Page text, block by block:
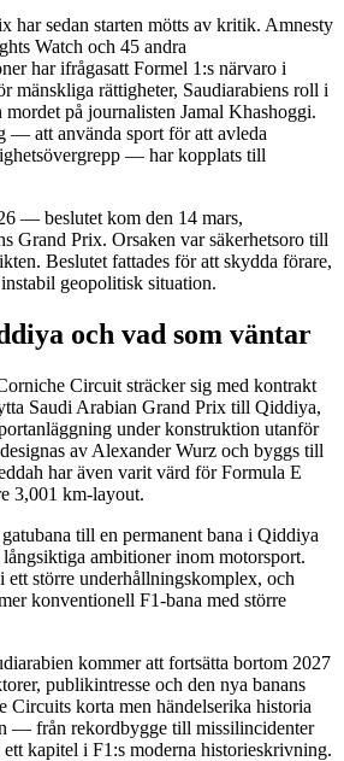
har sedan starten mötts av kritik. Amnesty
Watch och 45 andra
har ifrågasatt Formel 1:s närvaro i
mänskliga rättigheter, Saudiarabiens roll i
mordet på journalisten Jamal Khashoggi.
— att använda sport för att avleda
— har kopplats till
— beslutet kom den 14 mars,
Grand Prix. Orsaken var säkerhetsoro till
Beslutet fattades för att skydda förare,
geopolitisk situation.
och vad som väntar
Circuit sträcker sig med kontrakt
Saudi Arabian Grand Prix till Qiddiya,
under konstruktion utanför
av Alexander Wurz och byggs till
har även varit värd för Formula E
3,001 km-layout.
till en permanent bana i Qiddiya
ambitioner inom motorsport.
ett större underhållningskomplex, och
konventionell F1-bana med större
kommer att fortsätta bortom 2027
publikintresse och den nya banans
Circuits korta men händelserika historia
— från rekordbygge till missilincidenter
kapitel i F1:s moderna historieskrivning.